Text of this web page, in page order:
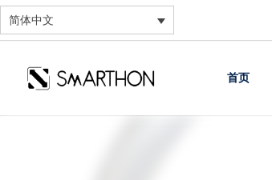
简体中文
首页